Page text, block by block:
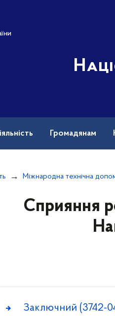
Громадянам
Міжнародна технічна
Сприяння
Заключний (3742-